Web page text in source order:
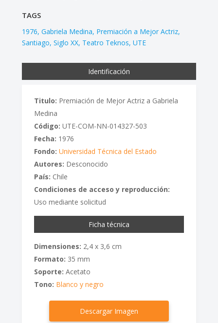
TAGS
1976 Gabriela Medina Premiación a Mejor Actriz
Santiago Siglo XX Teatro Teknos UTE
Identificación
Titulo: Premiación de Mejor Actriz a Gabriela
Medina
Código: UTE-COM-NN-014327-503
Fecha: 1976
Fondo: Universidad Técnica del Estado
Autores: Desconocido
País: Chile
Condiciones de acceso y reproducción:
Uso mediante solicitud
Ficha técnica
Dimensiones: 2,4 x 3,6 cm
Formato: 35 mm
Soporte: Acetato
Tono: Blanco y negro
Descargar Imagen